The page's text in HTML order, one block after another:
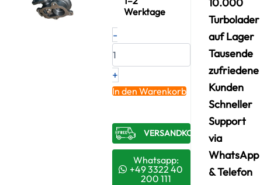
Werktage
-Neuer
Original
KUBOTA
–
1J70017012
/
Menge
+
In den Warenkorb
VERSANDKOSTENFREI​
Whatsapp:
+49 3322 40
200 111
10.000
Turbolader
auf Lager
Tausende
zufriedene
Kunden
Schneller
Support
via
WhatsApp
& Telefon